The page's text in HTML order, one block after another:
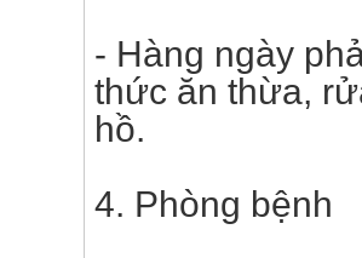
- Hàng ngày
thức ăn thừa,
hồ.
4. Phòng bệnh